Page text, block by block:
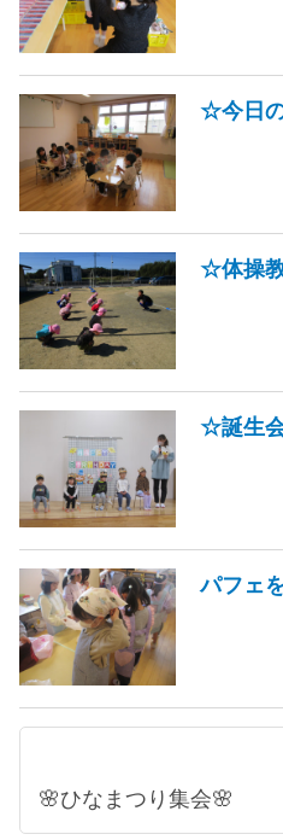
☆今日
☆体操
☆誕生
パフェ
🌸ひなまつり集会🌸